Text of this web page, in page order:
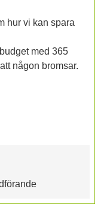
hur vi kan spara
med 365
någon bromsar.